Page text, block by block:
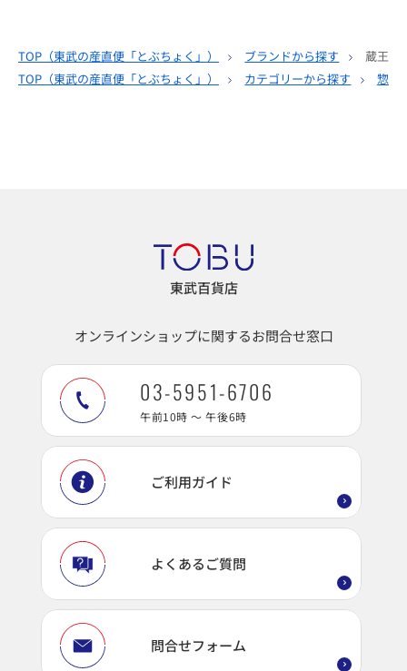
TOP（東武の産直便「とぶちょく」 ） ブランドから探す
蔵王牛
TOP（東武の産直便「とぶちょく」 ） カテゴリーから探す 惣菜
東武百貨店
オンラインショップに関するお問合せ窓口
03-5951-6706
午前10時 ～ 午後6時
ご利用ガイド
よくあるご質問
問合せフォーム